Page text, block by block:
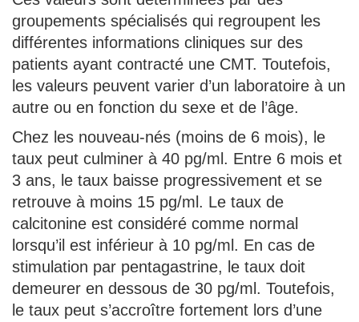
groupements spécialisés qui regroupent les
différentes informations cliniques sur des
patients ayant contracté une CMT. Toutefois,
les valeurs peuvent varier d’un laboratoire à un
autre ou en fonction du sexe et de l’âge.
Chez les nouveau-nés (moins de 6 mois), le
taux peut culminer à 40 pg/ml. Entre 6 mois et
3 ans, le taux baisse progressivement et se
retrouve à moins 15 pg/ml. Le taux de
calcitonine est considéré comme normal
lorsqu’il est inférieur à 10 pg/ml. En cas de
stimulation par pentagastrine, le taux doit
demeurer en dessous de 30 pg/ml. Toutefois,
le taux peut s’accroître fortement lors d’une